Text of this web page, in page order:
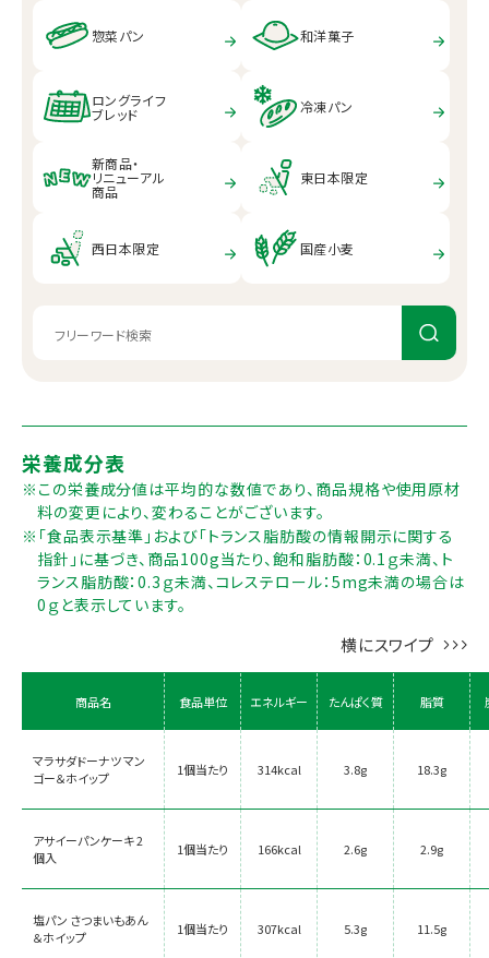
惣菜パン 和洋菓子
ロングライフ
ブレッド 冷凍パン
新商品・
リニューアル
商品
東日本限定
西日本限定 国産小麦
栄養成分表
※この栄養成分値は平均的な数値であり、商品規格や使用原材
料の変更により、変わることがございます。
※「食品表示基準」および「トランス脂肪酸の情報開示に関する
指針」に基づき、商品100g当たり、飽和脂肪酸：0.1ｇ未満、ト
ランス脂肪酸：0.3ｇ未満、コレステロール：5mg未満の場合は
0ｇと表示しています。
商品名 食品単位 エネルギー たんぱく質 脂質
マラサダドーナツ マン
ゴー＆ホイップ
1個当たり 314kcal 3.8g 18.3g
アサイーパンケーキ 2
個入
1個当たり 166kcal 2.6g 2.9g
塩パン さつまいもあん
＆ホイップ
1個当たり 307kcal 5.3g 11.5g